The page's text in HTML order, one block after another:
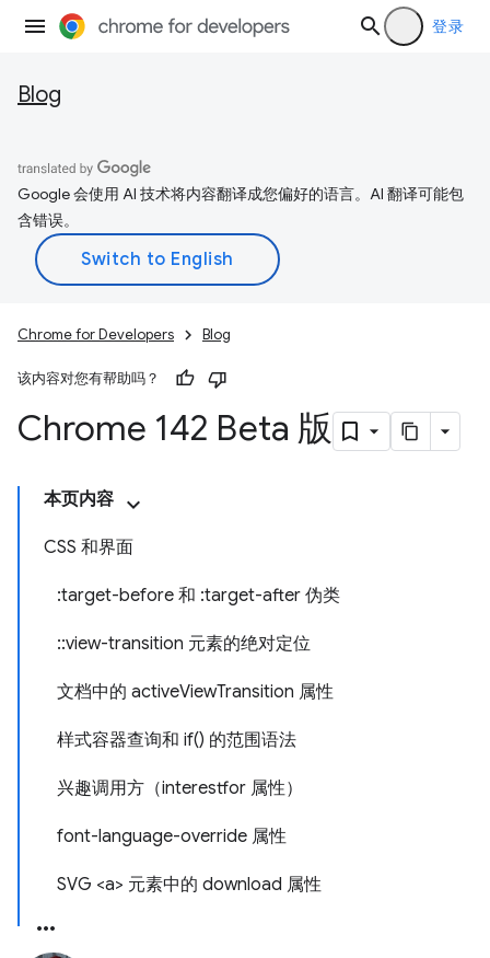
登录
Blog
Google 会使用 AI 技术将内容翻译成您偏好的语言。AI 翻译可能包
含错误。
Chrome for Developers Blog
该内容对您有帮助吗？
Chrome 142 Beta 版
本页内容
CSS 和界面
:target-before 和 :target-after 伪类
::view-transition 元素的绝对定位
文档中的 activeViewTransition 属性
样式容器查询和 if() 的范围语法
兴趣调用方（interestfor 属性）
font-language-override 属性
SVG <a> 元素中的 download 属性